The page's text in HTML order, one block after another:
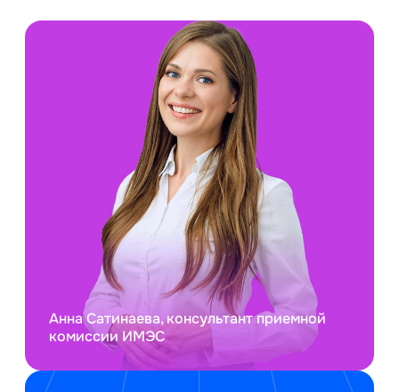
Анна Сатинаева, консультант приемной
комиссии ИМЭС